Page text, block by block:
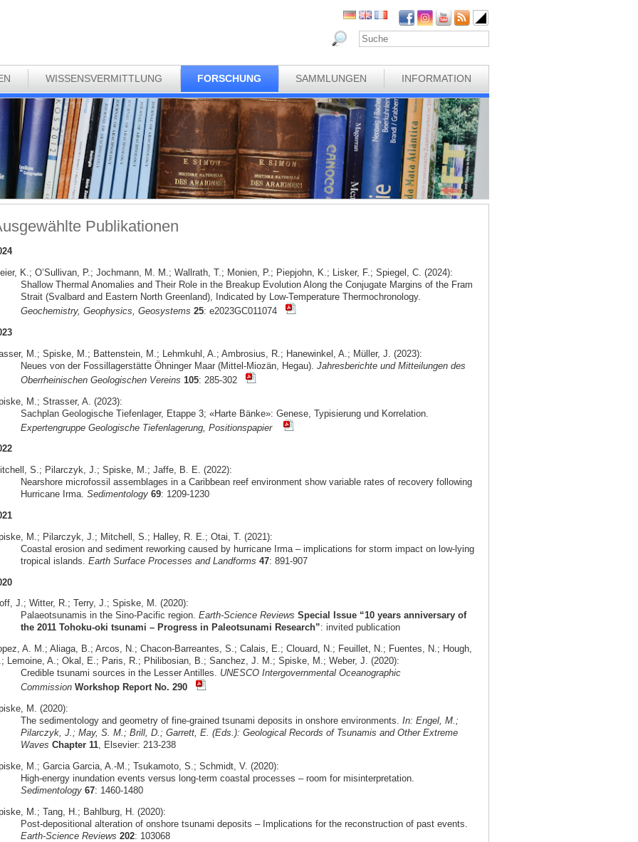
WISSENSVERMITTLUNG FORSCHUNG SAMMLUNGEN INFORMATION
Publikationen
K.; O’Sullivan, P.; Jochmann, M. M.; Wallrath, T.; Monien, P.; Piepjohn, K.; Lisker, F.; Spiegel, C. (2024):
Shallow Thermal Anomalies and Their Role in the Breakup Evolution Along the Conjugate Margins of the Fram
Strait (Svalbard and Eastern North Greenland), Indicated by Low-Temperature Thermochronology.
Geochemistry, Geophysics, Geosystems 25: e2023GC011074
M.; Spiske, M.; Battenstein, M.; Lehmkuhl, A.; Ambrosius, R.; Hanewinkel, A.; Müller, J. (2023):
Neues von der Fossillagerstätte Öhninger Maar (Mittel-Miozän, Hegau). Jahresberichte und Mitteilungen des
Oberrheinischen Geologischen Vereins 105: 285-302
M.; Strasser, A. (2023):
Sachplan Geologische Tiefenlager, Etappe 3; «Harte Bänke»: Genese, Typisierung und Korrelation.
Expertengruppe Geologische Tiefenlagerung, Positionspapier
S.; Pilarczyk, J.; Spiske, M.; Jaffe, B. E. (2022):
Nearshore microfossil assemblages in a Caribbean reef environment show variable rates of recovery following
Hurricane Irma. Sedimentology 69: 1209-1230
M.; Pilarczyk, J.; Mitchell, S.; Halley, R. E.; Otai, T. (2021):
Coastal erosion and sediment reworking caused by hurricane Irma – implications for storm impact on low-lying
tropical islands. Earth Surface Processes and Landforms 47: 891-907
J.; Witter, R.; Terry, J.; Spiske, M. (2020):
Palaeotsunamis in the Sino-Pacific region. Earth-Science Reviews Special Issue “10 years anniversary of
the 2011 Tohoku-oki tsunami – Progress in Paleotsunami Research”: invited publication
A. M.; Aliaga, B.; Arcos, N.; Chacon-Barreantes, S.; Calais, E.; Clouard, N.; Feuillet, N.; Fuentes, N.; Hough,
Lemoine, A.; Okal, E.; Paris, R.; Philibosian, B.; Sanchez, J. M.; Spiske, M.; Weber, J. (2020):
Credible tsunami sources in the Lesser Antilles. UNESCO Intergovernmental Oceanographic
Commission Workshop Report No. 290
M. (2020):
The sedimentology and geometry of fine-grained tsunami deposits in onshore environments. In: Engel, M.;
Pilarczyk, J.; May, S. M.; Brill, D.; Garrett, E. (Eds.): Geological Records of Tsunamis and Other Extreme
Waves Chapter 11, Elsevier: 213-238
M.; Garcia Garcia, A.-M.; Tsukamoto, S.; Schmidt, V. (2020):
High-energy inundation events versus long-term coastal processes – room for misinterpretation.
Sedimentology 67: 1460-1480
M.; Tang, H.; Bahlburg, H. (2020):
Post-depositional alteration of onshore tsunami deposits – Implications for the reconstruction of past events.
Earth-Science Reviews 202: 103068